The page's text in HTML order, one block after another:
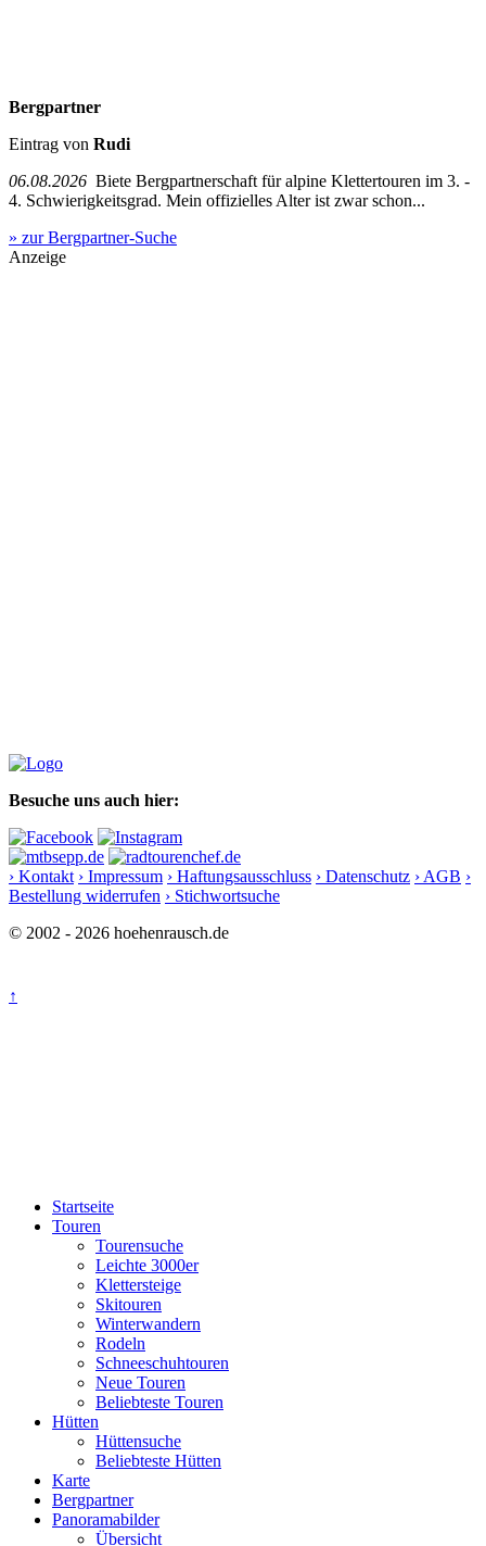
Bergpartner
Eintrag von Rudi
06.08.2026 Biete Bergpartnerschaft für alpine Klettertouren im 3. -
4. Schwierigkeitsgrad. Mein offizielles Alter ist zwar schon...
» zur Bergpartner-Suche
Anzeige
Besuche uns auch hier:
› Kontakt › Impressum › Haftungsausschluss › Datenschutz › AGB ›
Bestellung widerrufen › Stichwortsuche
© 2002 - 2026 hoehenrausch.de
↑
Startseite
Touren
Tourensuche
Leichte 3000er
Klettersteige
Skitouren
Winterwandern
Rodeln
Schneeschuhtouren
Neue Touren
Beliebteste Touren
Hütten
Hüttensuche
Beliebteste Hütten
Karte
Bergpartner
Panoramabilder
Übersicht